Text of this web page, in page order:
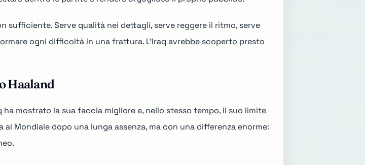
sufficiente. Serve qualità nei dettagli, serve reggere il ritmo, serve
ogni difficoltà in una frattura. L'Iraq avrebbe scoperto presto
Haaland
mostrato la sua faccia migliore e, nello stesso tempo, il suo limite
Mondiale dopo una lunga assenza, ma con una differenza enorme: